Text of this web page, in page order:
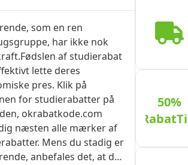
til ordresiden for
og klik på
Log ind på din konto,
betalingsmetode, og
igen mængden og stilen
varer. Find siden
"Indtast
kontantkupon" eller
kampagnekode", og
som en ren
har ikke nok
af ​​studierabat
lette deres
pres. Klik på
for studierabatter på
okrabatkode.com
næsten alle mærker af
Mens du stadig er
anbefales det, at du
50%